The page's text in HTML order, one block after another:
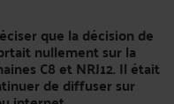
que la décision de
nullement sur la
C8 et NRJ12. Il était
de diffuser sur